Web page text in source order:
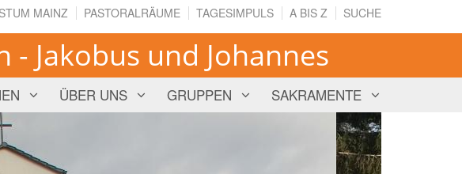
MAINZ PASTORALRÄUME TAGESIMPULS A BIS Z SUCHE
Jakobus und Johannes
ÜBER UNS GRUPPEN SAKRAMENTE